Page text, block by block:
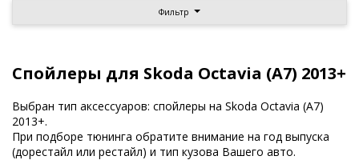
Фильтр
Спойлеры для Skoda Octavia (A7) 2013+
Выбран тип аксессуаров: спойлеры на Skoda Octavia (A7)
2013+.
При подборе тюнинга обратите внимание на год выпуска
(дорестайл или рестайл) и тип кузова Вашего авто.